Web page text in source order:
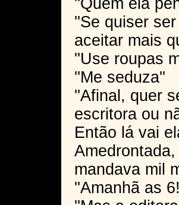
''Quem ela
''Se quiser
aceitar mais
''Use roupas
''Me seduza''
''Afinal, quer
escritora ou
Então lá vai
mandava mil
''Amanhã as